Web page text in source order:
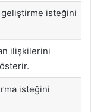
isteğini
ilişkilerini
isteğini